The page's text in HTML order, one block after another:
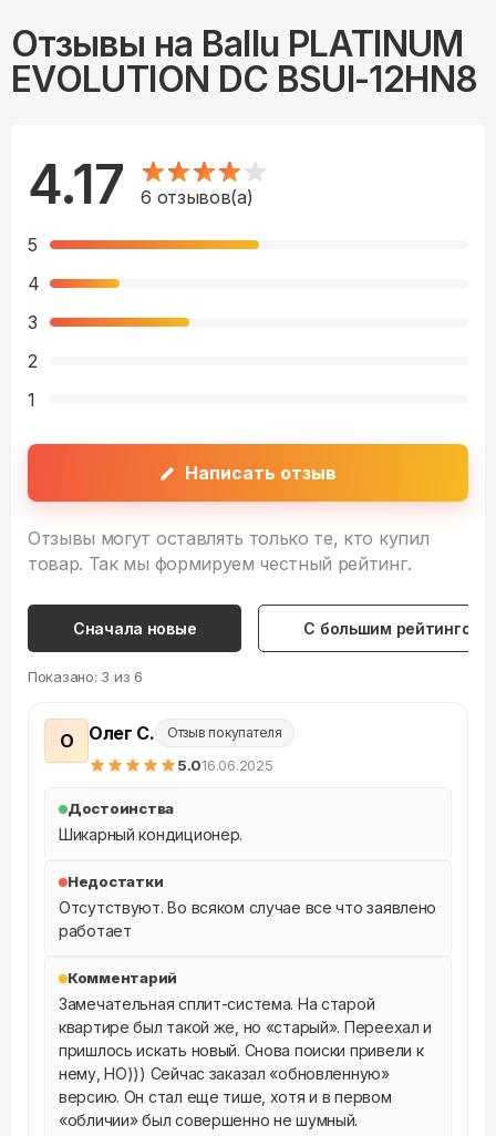
Отзывы на Ballu PLATINUM
EVOLUTION DC BSUI-12HN8
4.17 6 отзывов(а)
5
4
3
2
1
Написать отзыв
Отзывы могут оставлять только те, кто купил
товар. Так мы формируем честный рейтинг.
Сначала новые С большим рейтингом
Показано: 3 из 6
О Олег С. Отзыв покупателя
5.016.06.2025
Достоинства
Шикарный кондиционер.
Недостатки
Отсутствуют. Во всяком случае все что заявлено
работает
Комментарий
Замечательная сплит-система. На старой
квартире был такой же, но «старый». Переехал и
пришлось искать новый. Снова поиски привели к
нему, НО))) Сейчас заказал «обновленную»
версию. Он стал еще тише, хотя и в первом
«обличии» был совершенно не шумный.